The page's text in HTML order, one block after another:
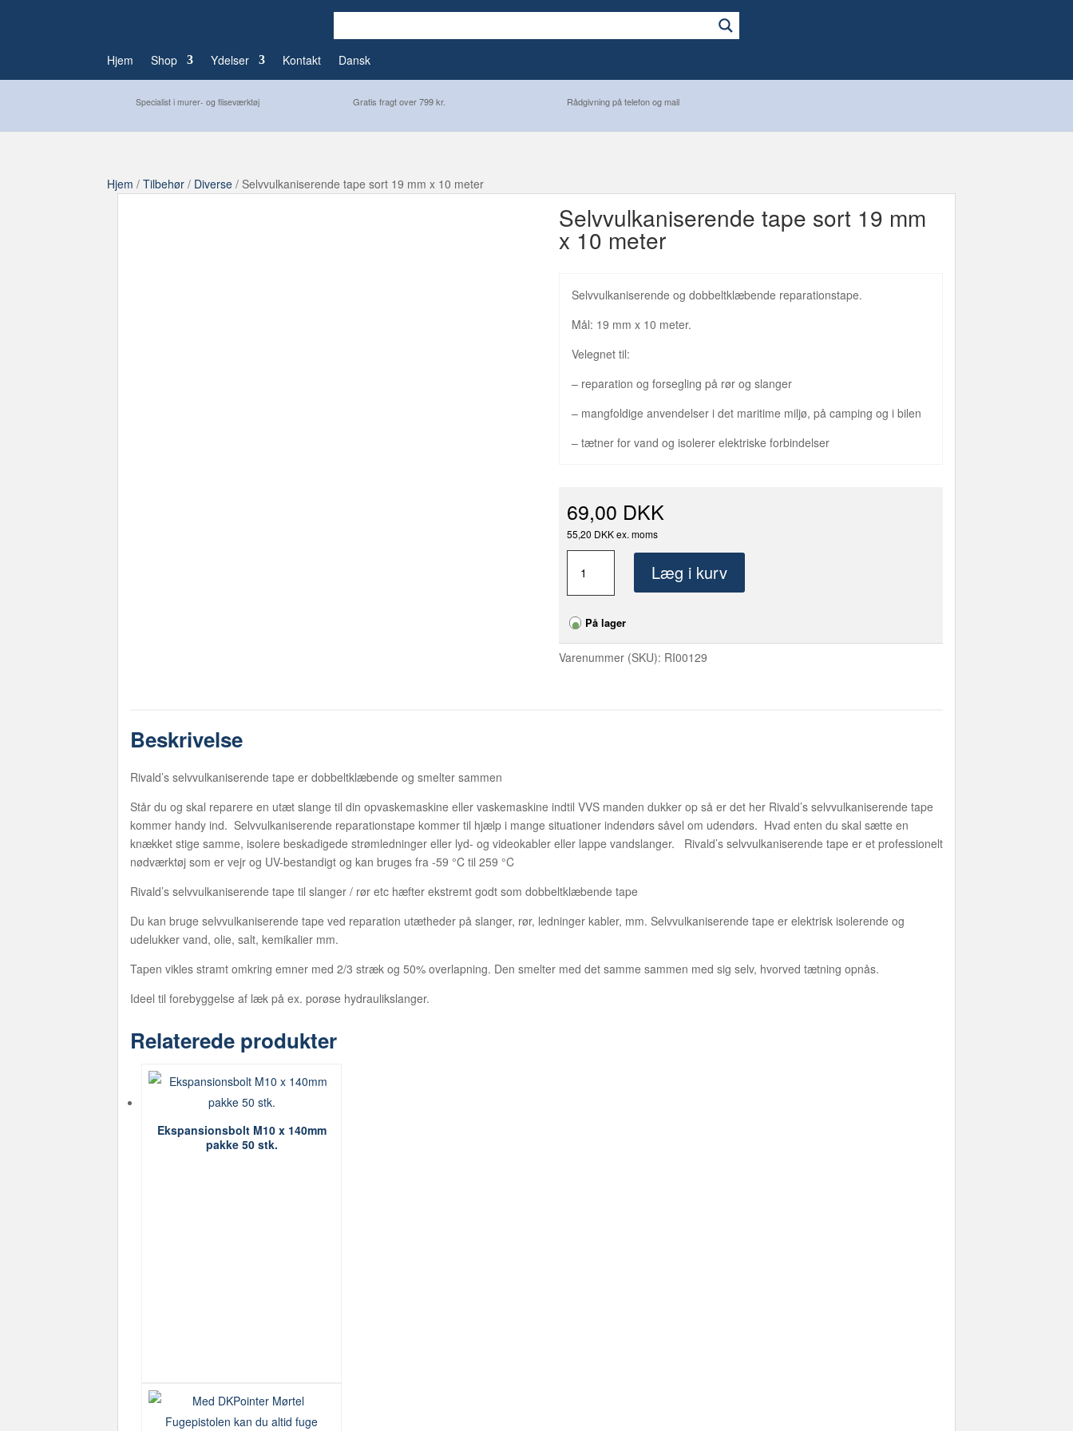
Hjem Shop Ydelser Kontakt Dansk
Specialist i murer- og fliseværktøj Gratis fragt over 799 kr. Rådgivning på telefon og mail
Hjem /Tilbehør / Diverse / Selvvulkaniserende tape sort 19 mm x 10 meter
Selvvulkaniserende tape sort 19 mm
x 10 meter
Selvvulkaniserende og dobbeltklæbende reparationstape.
Mål: 19 mm x 10 meter.
Velegnet til:
– reparation og forsegling på rør og slanger
– mangfoldige anvendelser i det maritime miljø, på camping og i bilen
– tætner for vand og isolerer elektriske forbindelser
69,00 DKK
55,20 DKK ex. moms
Selvvulkaniserende
tape
sort
19
mm
x
Læg i kurv
På lager
Varenummer (SKU): RI00129
Beskrivelse
Rivald’s selvvulkaniserende tape er dobbeltklæbende og smelter sammen
Står du og skal reparere en utæt slange til din opvaskemaskine eller vaskemaskine indtil VVS manden dukker op så er det her Rivald’s selvvulkaniserende tape
kommer handy ind. Selvvulkaniserende reparationstape kommer til hjælp i mange situationer indendørs såvel om udendørs. Hvad enten du skal sætte en
knækket stige samme, isolere beskadigede strømledninger eller lyd- og videokabler eller lappe vandslanger. Rivald’s selvvulkaniserende tape er et professionelt
nødværktøj som er vejr og UV-bestandigt og kan bruges fra -59 °C til 259 °C
Rivald’s selvvulkaniserende tape til slanger / rør etc hæfter ekstremt godt som dobbeltklæbende tape
Du kan bruge selvvulkaniserende tape ved reparation utætheder på slanger, rør, ledninger kabler, mm. Selvvulkaniserende tape er elektrisk isolerende og
udelukker vand, olie, salt, kemikalier mm.
Tapen vikles stramt omkring emner med 2/3 stræk og 50% overlapning. Den smelter med det samme sammen med sig selv, hvorved tætning opnås.
Ideel til forebyggelse af læk på ex. porøse hydraulikslanger.
Relaterede produkter
Ekspansionsbolt M10 x 140mm
pakke 50 stk.